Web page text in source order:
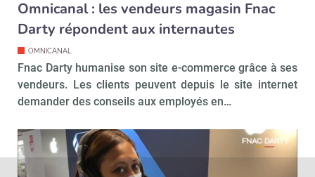
Omnicanal : les vendeurs magasin Fnac
Darty répondent aux internautes
OMNICANAL
Fnac Darty humanise son site e-commerce grâce à ses
vendeurs. Les clients peuvent depuis le site internet
demander des conseils aux employés en…